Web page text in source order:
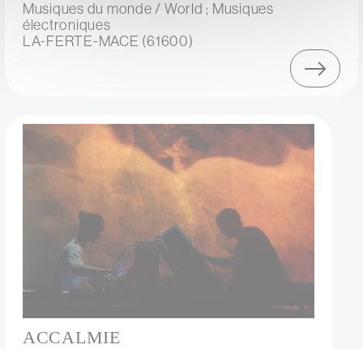
Musiques du monde / World ; Musiques
électroniques
LA-FERTE-MACE (61600)
ACCALMIE